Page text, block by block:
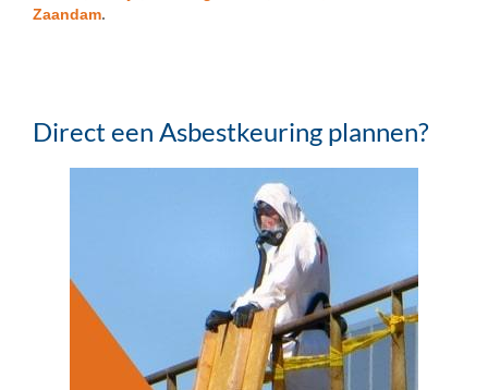
Zaandam.
Direct een Asbestkeuring plannen?